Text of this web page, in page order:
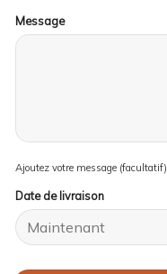
Message
Ajoutez votre message (facultatif)
Date de livraison